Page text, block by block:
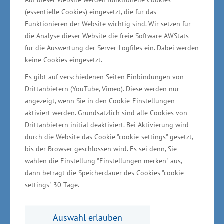
(essentielle Cookies) eingesetzt, die für das
Funktionieren der Website wichtig sind. Wir setzen für
die Analyse dieser Website die freie Software AWStats
für die Auswertung der Server-Logfiles ein. Dabei werden
keine Cookies eingesetzt.
Es gibt auf verschiedenen Seiten Einbindungen von
Drittanbietern (YouTube, Vimeo). Diese werden nur
angezeigt, wenn Sie in den Cookie-Einstellungen
aktiviert werden. Grundsätzlich sind alle Cookies von
Drittanbietern initial deaktiviert. Bei Aktivierung wird
durch die Website das Cookie "cookie-settings" gesetzt,
bis der Browser geschlossen wird. Es sei denn, Sie
wählen die Einstellung "Einstellungen merken" aus,
dann beträgt die Speicherdauer des Cookies "cookie-
settings" 30 Tage.
Auswahl erlauben
Ingenieur- und Projektentwicklungsgesellschaft
mbH und Partnern eine bestehende
Windenergieanlage in Rostock um eine 750
Kilowatt-Peak (kWp) Photovoltaik-Anlage
erweitert. „Die Verbindung von Wind- und
Solarenergie an einem Standort kombiniert mit
der Nutzung gemeinsamer Infrastruktur ist ein
richtiger Schritt für die Versorgungssicherheit.
Vor allem kann so das Potential von bereits
vorhandenen Flächen für erneuerbare Energien
effizient genutzt werden“, sagte Meyer.
Photovoltaik-Anlage direkt bei